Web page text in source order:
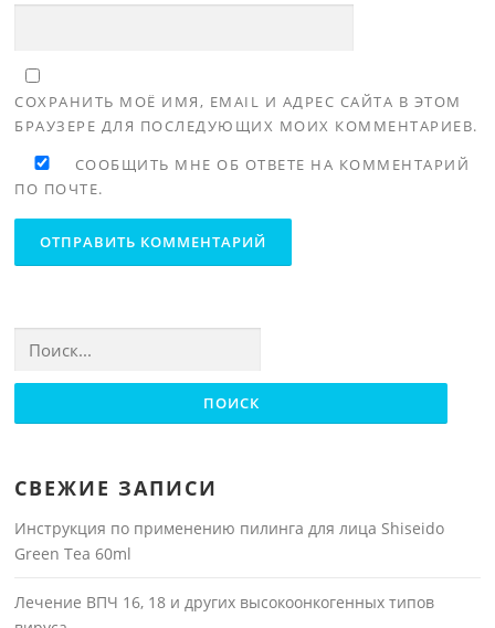
СОХРАНИТЬ МОЁ ИМЯ, EMAIL И АДРЕС САЙТА В ЭТОМ
БРАУЗЕРЕ ДЛЯ ПОСЛЕДУЮЩИХ МОИХ КОММЕНТАРИЕВ.
СООБЩИТЬ МНЕ ОБ ОТВЕТЕ НА КОММЕНТАРИЙ
ПО ПОЧТЕ.
СВЕЖИЕ ЗАПИСИ
Инструкция по применению пилинга для лица Shiseido
Green Tea 60ml
Лечение ВПЧ 16, 18 и других высокоонкогенных типов